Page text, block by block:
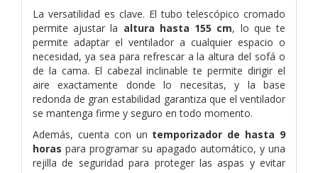
La versatilidad es clave. El tubo telescópico cromado
permite ajustar la altura hasta 155 cm, lo que te
permite adaptar el ventilador a cualquier espacio o
necesidad, ya sea para refrescar a la altura del sofá o
de la cama. El cabezal inclinable te permite dirigir el
aire exactamente donde lo necesitas, y la base
redonda de gran estabilidad garantiza que el ventilador
se mantenga firme y seguro en todo momento.
Además, cuenta con un temporizador de hasta 9
horas para programar su apagado automático, y una
rejilla de seguridad para proteger las aspas y evitar